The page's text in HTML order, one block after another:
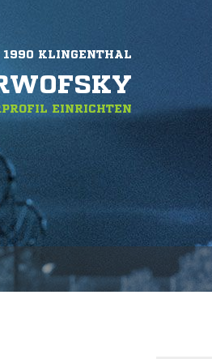
1990 KLINGENTHAL
EINRICHTEN